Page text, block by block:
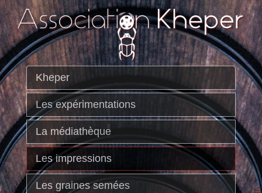
Kheper
Les expérimentations
La médiathèque
Les impressions
Les graines semées